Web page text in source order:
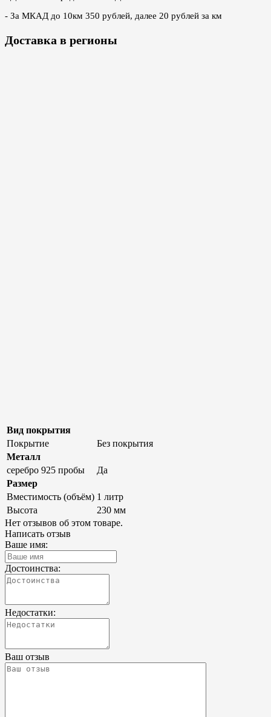
- За МКАД до 10км 350 рублей, далее 20 рублей за км
Доставка в регионы
Вид покрытия
Покрытие
Без покрытия
Металл
серебро 925 пробы
Да
Размер
Вместимость (объём) 1 литр
Высота
230 мм
Нет отзывов об этом товаре.
Написать отзыв
Ваше имя:
Достоинства:
Недостатки:
Ваш отзыв